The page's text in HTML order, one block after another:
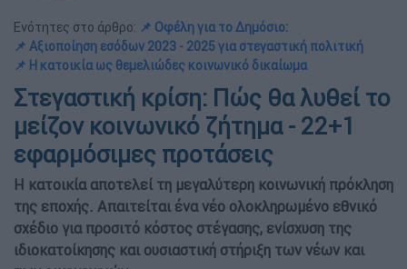
Ενότητες στο άρθρο: 📌 Οφέλη για το Δημόσιο:
📌 Αξιοποίηση εσόδων 2023 - 2025 για στεγαστική πολιτική
📌 Η κατοικία ως θεμελιώδες κοινωνικό δικαίωμα
Στεγαστική κρίση: Πώς θα λυθεί το
μείζον κοινωνικό ζήτημα - 22+1
εφαρμόσιμες προτάσεις
Η κατοικία αποτελεί τη μεγαλύτερη κοινωνική πρόκληση
της εποχής. Απαιτείται ένα νέο ολοκληρωμένο εθνικό
σχέδιο για προσιτό κόστος στέγασης, ενίσχυση της
ιδιοκατοίκησης και ουσιαστική στήριξη των νέων και